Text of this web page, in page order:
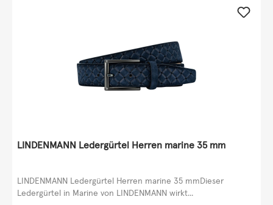
LINDENMANN Ledergürtel Herren marine 35 mm
LINDENMANN Ledergürtel Herren marine 35 mmDieser
Ledergürtel in Marine von LINDENMANN wirkt...